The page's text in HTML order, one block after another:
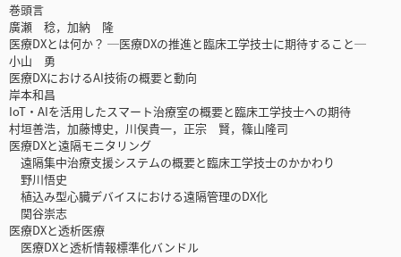
巻頭言
廣瀬 稔，加納 隆
医療DXとは何か？ ─医療DXの推進と臨床工学技士に期待すること─
小山 勇
医療DXにおけるAI技術の概要と動向
岸本和昌
IoT・AIを活用したスマート治療室の概要と臨床工学技士への期待
村垣善浩，加藤博史，川俣貴一，正宗 賢，篠山隆司
医療DXと遠隔モニタリング
遠隔集中治療支援システムの概要と臨床工学技士のかかわり
野川悟史
植込み型心臓デバイスにおける遠隔管理のDX化
関谷崇志
医療DXと透析医療
医療DXと透析情報標準化バンドル